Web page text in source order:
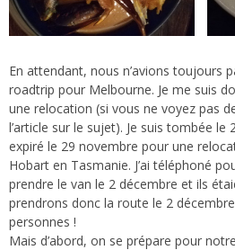
En attendant, nous n’avions toujours
roadtrip pour Melbourne. Je me suis
une relocation (si vous ne voyez pas
l’article sur le sujet). Je suis tombée le
expiré le 29 novembre pour une
Hobart en Tasmanie. J’ai téléphoné
prendre le van le 2 décembre et ils
prendrons donc la route le 2
personnes !
Mais d’abord, on se prépare pour